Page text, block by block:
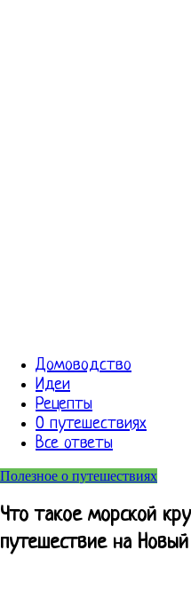
Домоводство
Идеи
Рецепты
О путешествиях
Все ответы
Полезное о путешествиях
Что такое морской
путешествие на